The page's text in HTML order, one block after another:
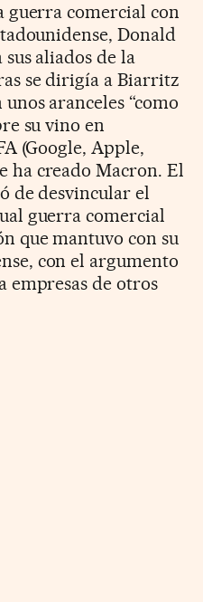
guerra comercial con
Donald
aliados de la
se dirigía a Biarritz
aranceles “como
su vino en
(Google, Apple,
ha creado Macron. El
de desvincular el
guerra comercial
que mantuvo con su
con el argumento
empresas de otros